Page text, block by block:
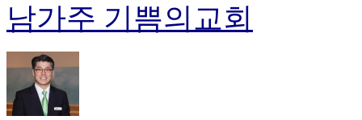
남가주 기쁨의교회